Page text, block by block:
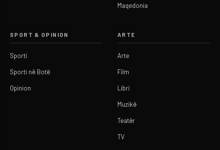
Maqedonia
SPORT & OPINION
Sporti
Sporti në Botë
Opinion
ARTE
Arte
Film
Libri
Muzikë
Teatër
TV